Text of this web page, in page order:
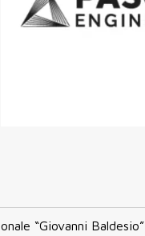
“Giovanni